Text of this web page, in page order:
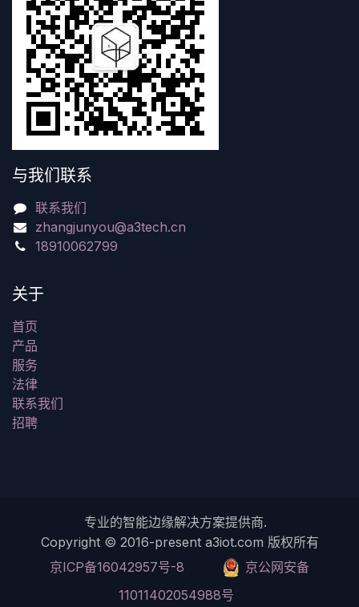
与我们联系
联系我们
zhangjunyou@a3tech.cn
18910062799
关于
首页
产品
服务
法律
联系我们
招聘
专业的智能边缘解决方案提供商.
Copyright © 2016-present a3iot.com 版权所有
京ICP备16042957号-8
​京公网安备
11011402054988号